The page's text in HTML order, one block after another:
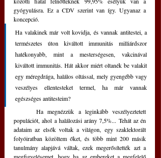
gyógyulásra. Ez a CDV szerint van így. Ugyanaz a
koncepció.
Ha valakinek már volt kovidja, és vannak antitestei, a
természetes úton kiváltott immunitás milliárdszor
hatékonyabb, mint a mesterségesen, vakcinával
kiváltott immunitás. Hát akkor miért oltanék be valakit
egy méregdrága, halálos oltással, mely gyengébb vagy
veszélyes ellentesteket termel, ha már vannak
egészséges antitesteim?
	Ha megnézzük a leginkább veszélyeztetett
populációt, ahol a halálozási arány 7,5%... Tehát az én
adataim az elsők voltak a világon, egy szaklektorált
folyóiratban közöltem őket, és több mint 200 másik
tanulmány alapjává váltak, ezek megerősítették azt a
megfigyelésemet, hogy ha az embereket a megfelelő